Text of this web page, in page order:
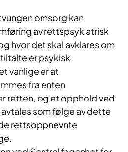
omsorg kan
av rettspsykiatrisk
hvor det skal avklares om
er psykisk
vanlige er at
fra enten
retten, og et opphold ved
som følge av dette
rettsoppnevnte